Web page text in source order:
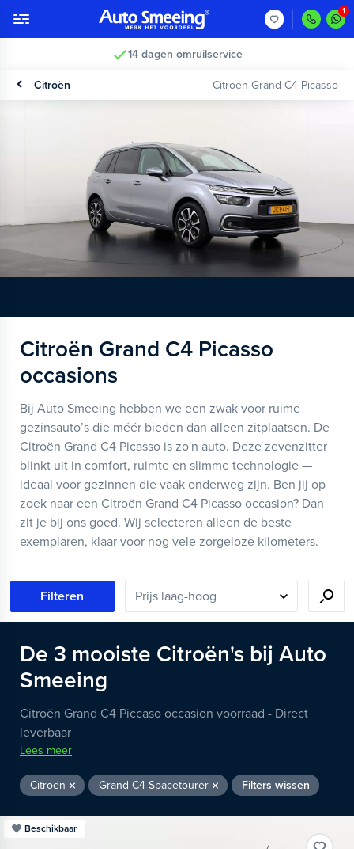
14 dagen omruilservice
Citroën Citroën Grand C4 Picasso
Citroën Grand C4 Picasso
occasions
Bij Auto Smeeing hebben we een zwak voor ruime
gezinsauto’s die méér bieden dan alleen zitplaatsen. De
Citroën Grand C4 Picasso is zo'n auto. Deze zevenzitter
blinkt uit in comfort, ruimte en slimme technologie —
ideaal voor gezinnen die vaak onderweg zijn. Ben jij op
zoek naar een Citroën Grand C4 Picasso occasion? Dan
zit je bij ons goed. Wij selecteren alleen de beste
exemplaren, klaar voor nog vele zorgeloze kilometers.
Filteren
De 3 mooiste Citroën's bij Auto
Smeeing
Citroën Grand C4 Piccaso occasion voorraad - Direct
leverbaar
Lees meer
Citroën Grand C4 Spacetourer Filters wissen
Beschikbaar